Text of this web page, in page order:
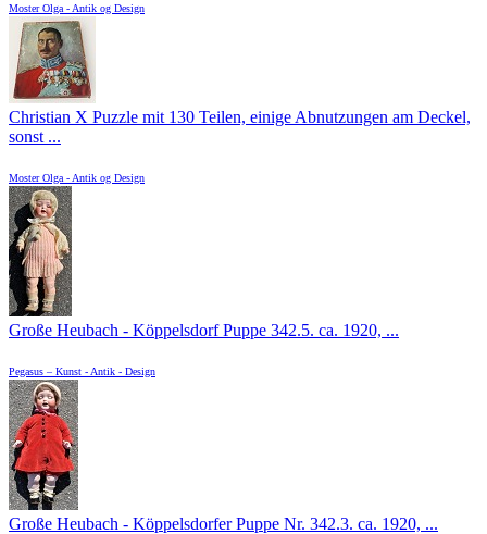
Moster Olga - Antik og Design
Christian X Puzzle mit 130 Teilen, einige Abnutzungen am Deckel,
sonst ...
Moster Olga - Antik og Design
Große Heubach - Köppelsdorf Puppe 342.5. ca. 1920, ...
Pegasus – Kunst - Antik - Design
Große Heubach - Köppelsdorfer Puppe Nr. 342.3. ca. 1920, ...